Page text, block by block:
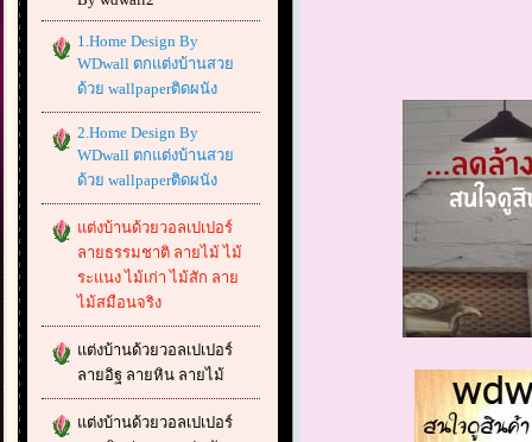
1.Home Design By
WDwall ตกแต่งบ้านสวย
ด้วย wallpaperติดผนัง
2.Home Design By
WDwall ตกแต่งบ้านสวย
ด้วย wallpaperติดผนัง
แต่งบ้านด้วยวอลเปเปอร์
ลายธรรมชาติ ลายไม้ ไม้
ระแนง ไม้เก่า ไม้สัก ลาย
ไม้สมือนจริง
แต่งบ้านด้วยวอลเปเปอร์
ลายอิฐ ลายหิน ลายไม้
แต่งบ้านด้วยวอลเปเปอร์